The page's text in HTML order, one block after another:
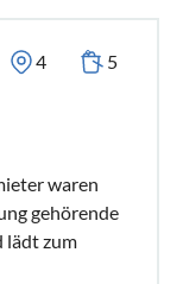
4 5
waren
gehörende
lädt zum